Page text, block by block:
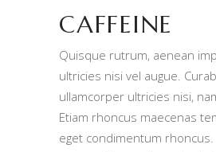
CAFFEINE
Quisque rutrum, aenean
ultricies nisi vel augue.
ullamcorper ultricies nisi,
Etiam rhoncus maecenas
eget condimentum rhoncus.